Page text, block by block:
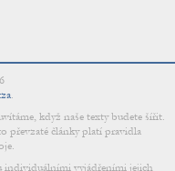
.
když naše texty budete šířit.
převzaté články platí pravidla
individuálními vyjádřeními jejich